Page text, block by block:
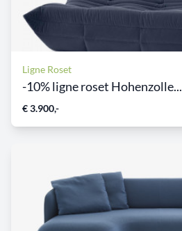
Ligne Roset
-10% ligne roset Hohenzolle...
€ 3.900,-